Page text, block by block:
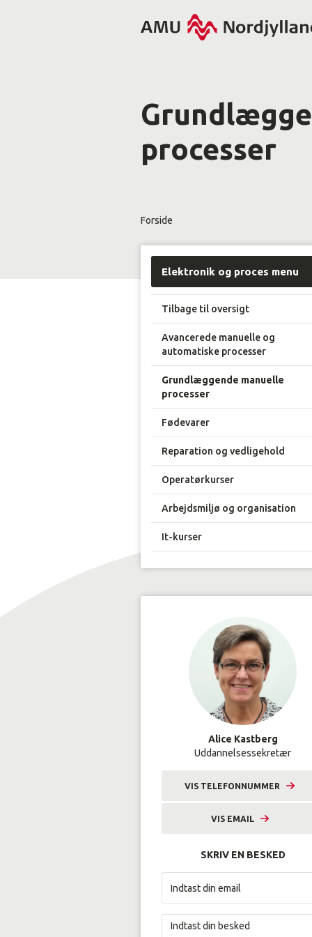
processer
Forside
Elektronik og proces menu
Tilbage til oversigt
Avancerede manuelle og
automatiske processer
Grundlæggende manuelle
processer
Fødevarer
Reparation og vedligehold
Operatørkurser
Arbejdsmiljø og organisation
It-kurser
Alice Kastberg
Uddannelsessekretær
VIS TELEFONNUMMER
9633 2243
VIS EMAIL
alka@amunordjylland.dk
SKRIV EN BESKED